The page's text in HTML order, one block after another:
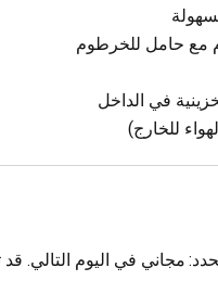
مع حامل للخرطوم
في الداخل
للخارج)
مجاني في اليوم التالي.